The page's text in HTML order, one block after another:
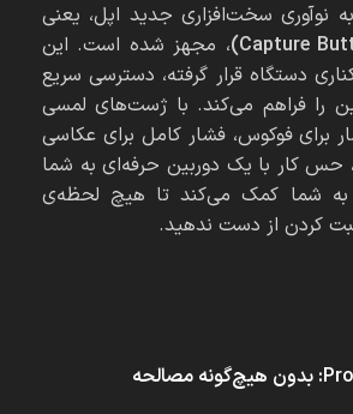
، مجهز شده است. این
دستگاه قرار گرفته، دسترسی سریع
را فراهم می‌کند. با ژست‌های لمسی
برای فوکوس، فشار کامل برای عکاسی
حس کار با یک دوربین حرفه‌ای به شما
شما کمک می‌کند تا هیچ لحظه‌ی
کردن از دست ندهید.